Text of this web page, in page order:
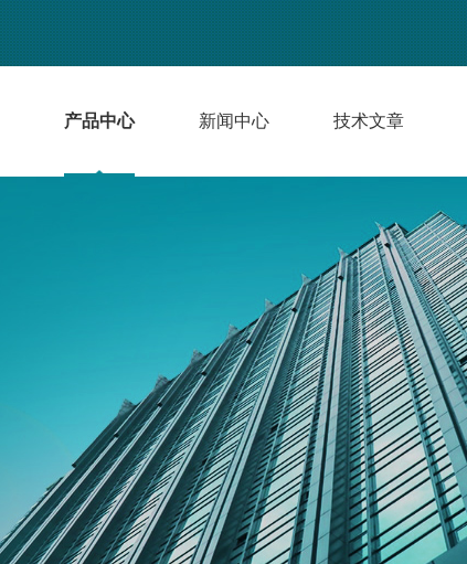
产品中心 新闻中心 技术文章